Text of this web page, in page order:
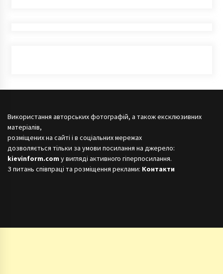
Використання авторських фотографій, а також ексклюзивних
матеріалів,
розміщених на сайті і в соціальних мережах
дозволяється тільки за умови посилання на джерело:
kievinform.com у вигляді активного гіперпосилання.
З питань співпраці та розміщення реклами: Контакти